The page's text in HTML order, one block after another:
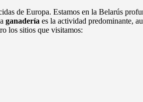
de Europa. Estamos en la Belarús
ganadería es la actividad predominante,
los sitios que visitamos: